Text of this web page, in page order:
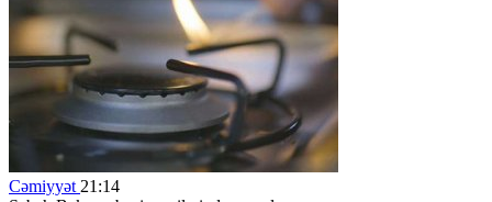
Cəmiyyət 21:14